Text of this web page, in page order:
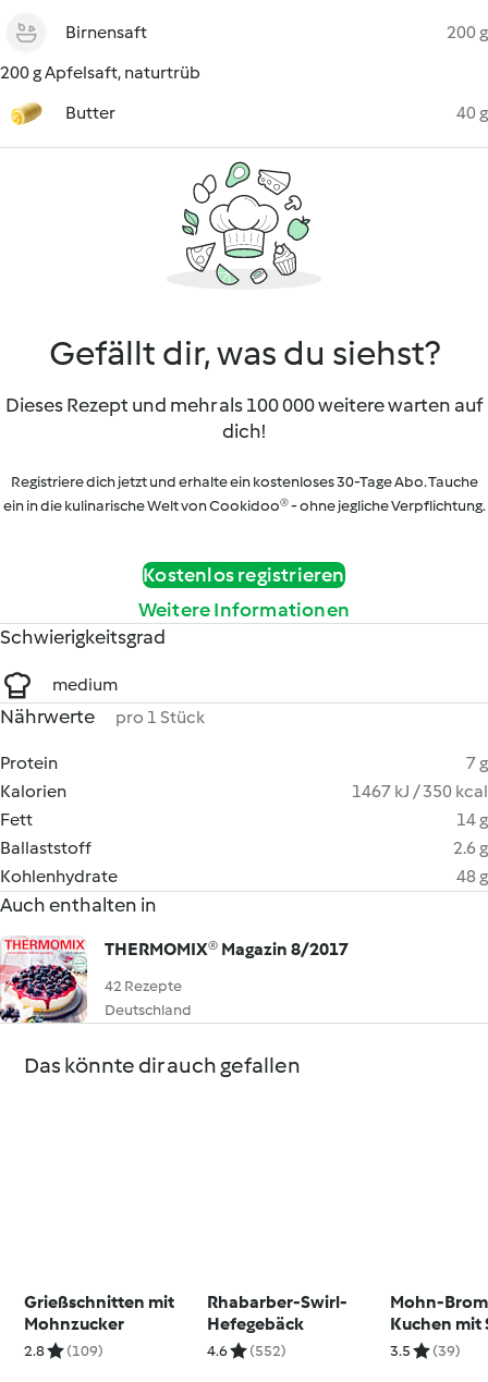
Birnensaft
200 g
200 g Apfelsaft, naturtrüb
Butter
40 g
Gefällt dir, was du siehst?
Dieses Rezept und mehr als 100 000 weitere warten auf
dich!
Registriere dich jetzt und erhalte ein kostenloses 30-Tage Abo. Tauche
ein in die kulinarische Welt von Cookidoo® - ohne jegliche Verpflichtung.
Kostenlos registrieren
Weitere Informationen
Schwierigkeitsgrad
medium
Nährwerte pro 1 Stück
Protein
7 g
Kalorien
1467 kJ / 350 kcal
Fett
14 g
Ballaststoff
2.6 g
Kohlenhydrate
48 g
Auch enthalten in
THERMOMIX® Magazin 8/2017
42 Rezepte
Deutschland
Das könnte dir auch gefallen
Grießschnitten mit
Mohnzucker
2.8 (109)
Rhabarber-Swirl-
Hefegebäck
4.6 (552)
Mohn-
Kuchen mit
3.5 (39)